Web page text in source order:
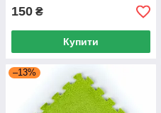
150 ₴
Купити
–13%